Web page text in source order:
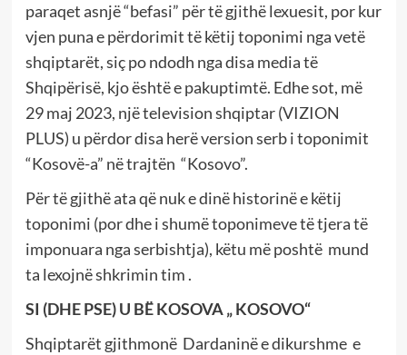
paraqet asnjë “befasi” për të gjithë lexuesit, por kur
vjen puna e përdorimit të këtij toponimi nga vetë
shqiptarët, siç po ndodh nga disa media të
Shqipërisë, kjo është e pakuptimtë. Edhe sot, më
29 maj 2023, një television shqiptar (VIZION
PLUS) u përdor disa herë version serb i toponimit
“Kosovë-a” në trajtën “Kosovo”.
Për të gjithë ata që nuk e dinë historinë e këtij
toponimi (por dhe i shumë toponimeve të tjera të
imponuara nga serbishtja), këtu më poshtë mund
ta lexojnë shkrimin tim .
SI (DHE PSE) U BË KOSOVA „ KOSOVO“
Shqiptarët gjithmonë Dardaninë e dikurshme e